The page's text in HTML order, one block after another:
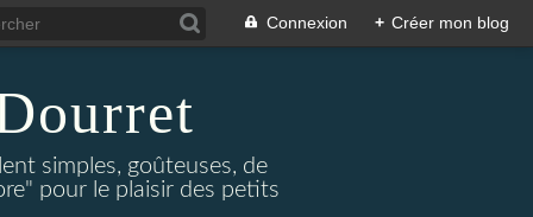
Connexion + Créer mon blog
simples, goûteuses, de
pour le plaisir des petits